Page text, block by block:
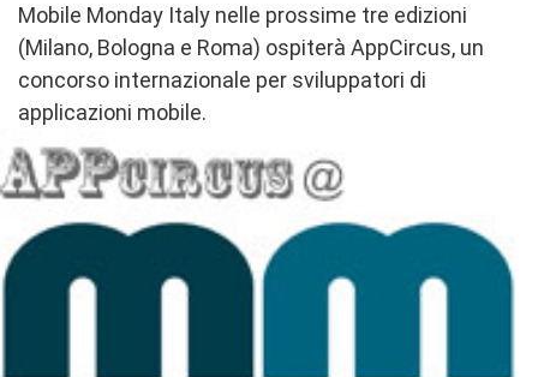
Mobile Monday Italy nelle prossime tre edizioni
(Milano, Bologna e Roma) ospiterà AppCircus, un
concorso internazionale per sviluppatori di
applicazioni mobile.